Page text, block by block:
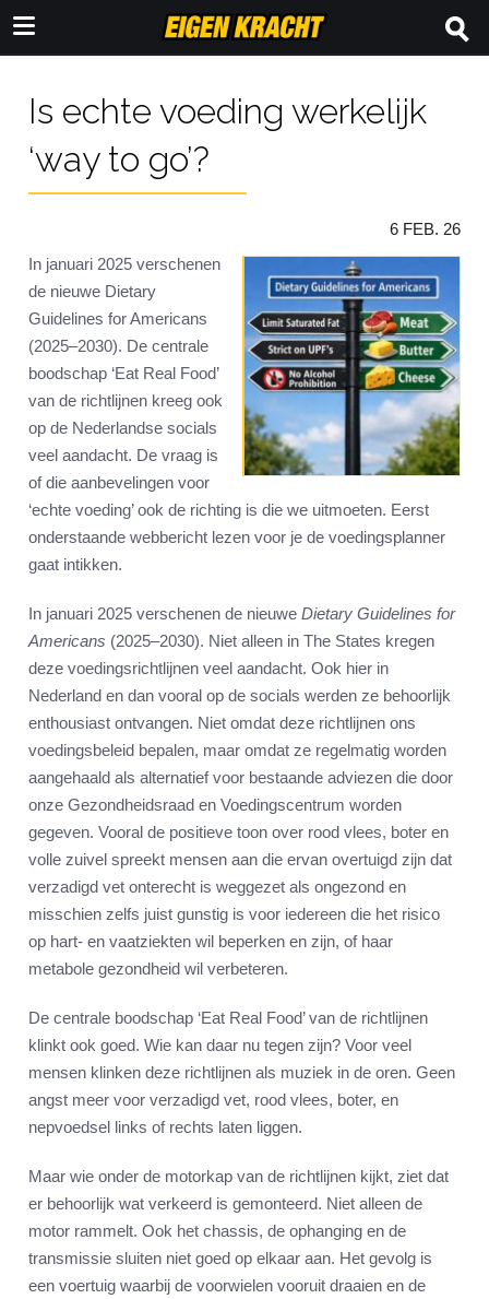
Is echte voeding werkelijk
‘way to go’?
6 FEB. 26
In januari 2025 verschenen
de nieuwe Dietary
Guidelines for Americans
(2025–2030). De centrale
boodschap ‘Eat Real Food’
van de richtlijnen kreeg ook
op de Nederlandse socials
veel aandacht. De vraag is
of die aanbevelingen voor
‘echte voeding’ ook de richting is die we uitmoeten. Eerst
onderstaande webbericht lezen voor je de voedingsplanner
gaat intikken.
In januari 2025 verschenen de nieuwe Dietary Guidelines for
Americans (2025–2030). Niet alleen in The States kregen
deze voedingsrichtlijnen veel aandacht. Ook hier in
Nederland en dan vooral op de socials werden ze behoorlijk
enthousiast ontvangen. Niet omdat deze richtlijnen ons
voedingsbeleid bepalen, maar omdat ze regelmatig worden
aangehaald als alternatief voor bestaande adviezen die door
onze Gezondheidsraad en Voedingscentrum worden
gegeven. Vooral de positieve toon over rood vlees, boter en
volle zuivel spreekt mensen aan die ervan overtuigd zijn dat
verzadigd vet onterecht is weggezet als ongezond en
misschien zelfs juist gunstig is voor iedereen die het risico
op hart- en vaatziekten wil beperken en zijn, of haar
metabole gezondheid wil verbeteren.
De centrale boodschap ‘Eat Real Food’ van de richtlijnen
klinkt ook goed. Wie kan daar nu tegen zijn? Voor veel
mensen klinken deze richtlijnen als muziek in de oren. Geen
angst meer voor verzadigd vet, rood vlees, boter, en
nepvoedsel links of rechts laten liggen.
Maar wie onder de motorkap van de richtlijnen kijkt, ziet dat
er behoorlijk wat verkeerd is gemonteerd. Niet alleen de
motor rammelt. Ook het chassis, de ophanging en de
transmissie sluiten niet goed op elkaar aan. Het gevolg is
een voertuig waarbij de voorwielen vooruit draaien en de